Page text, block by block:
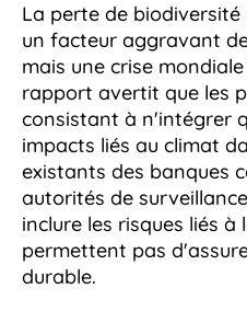
La perte de
un facteur aggravant
mais une crise
rapport avertit que les
consistant à n'intégrer
impacts liés au climat
existants des banques
autorités de
inclure les risques liés
permettent pas
durable.